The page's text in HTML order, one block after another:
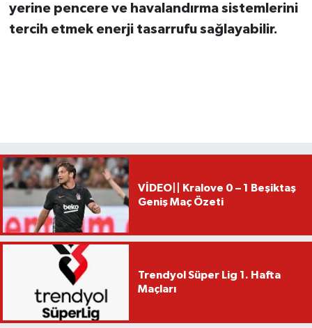
yerine pencere ve havalandırma sistemlerini
tercih etmek enerji tasarrufu sağlayabilir.
VİDEO|| Kralove 0 – 1 Beşiktaş
Geniş Maç Özeti
Trendyol Süper Lig 1. Hafta
Maçları